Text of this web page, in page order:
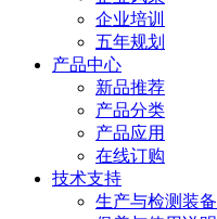
企业培训
五年规划
产品中心
新品推荐
产品分类
产品应用
在线订购
技术支持
生产与检测装备